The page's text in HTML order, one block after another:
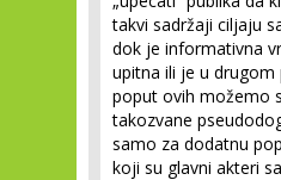
takvi sadržaji ciljaju
dok je informativna
upitna ili je u drugom
poput ovih možemo
takozvane
samo za dodatnu
koji su glavni akteri